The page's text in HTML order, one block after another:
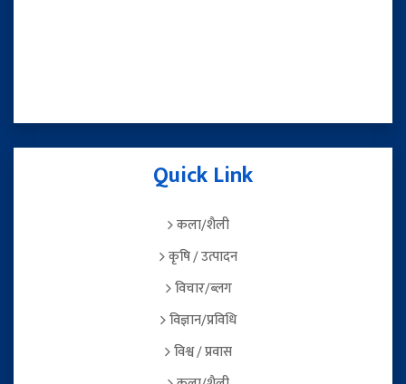
Quick Link
कला/शैली
कृषि / उत्पादन
विचार/ब्लग
विज्ञान/प्रविधि
विश्व / प्रवास